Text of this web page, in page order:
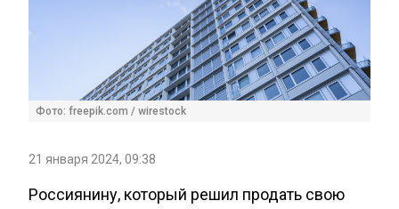
Фото: freepik.com / wirestock
21 января 2024, 09:38
Россиянину, который решил продать свою